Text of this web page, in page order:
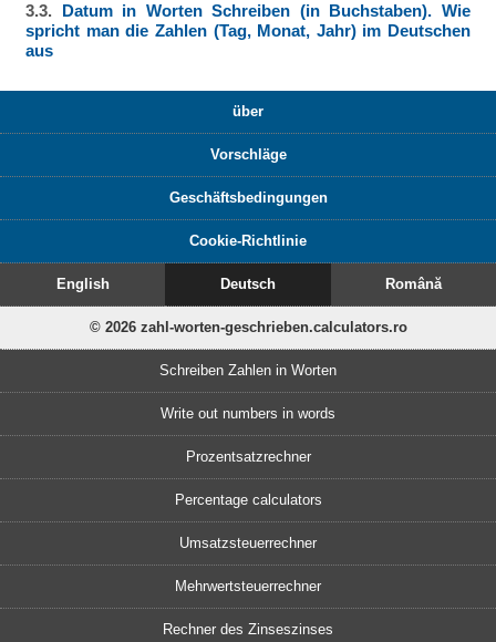
3.3. Datum in Worten Schreiben (in Buchstaben). Wie
spricht man die Zahlen (Tag, Monat, Jahr) im Deutschen
aus
über
Vorschläge
Geschäftsbedingungen
Cookie-Richtlinie
English Deutsch Română
© 2026 zahl-worten-geschrieben.calculators.ro
Schreiben Zahlen in Worten
Write out numbers in words
Prozentsatzrechner
Percentage calculators
Umsatzsteuerrechner
Mehrwertsteuerrechner
Rechner des Zinseszinses